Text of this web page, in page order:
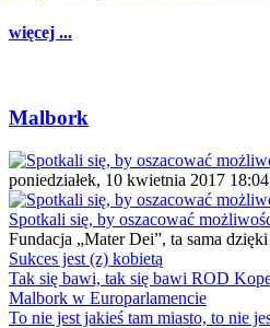
więcej ...
Malbork
poniedziałek, 10 kwietnia 2017 18:04
Spotkali się, by oszacować
Fundacja „Mater Dei”, ta sama
Sukces jest (z) kobietą
Tak się bawi, tak się bawi ROD
Malbork w Europarlamencie
To nie jest jakieś tam miasto, to nie